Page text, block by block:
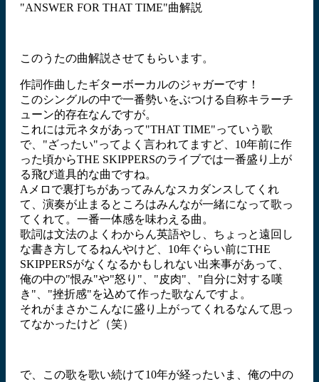
"ANSWER FOR THAT TIME"曲解説
このうたの曲解説させてもらいます。
作詞作曲したギターボーカルのジャガーです！
このシングルの中で一番勢いをぶつける自称キラーチ
ューン的存在なんですが。
これには元ネタがあって"THAT TIME"っていう歌
で、"ざったい"ってよく言われてますど、10年前に作
った頃からTHE SKIPPERSのライブでは一番盛り上が
る飛び道具的な曲ですね。
Aメロで裏打ちがあってみんなスカダンスしてくれ
て、演奏が止まるところはみんなが一緒になって歌っ
てくれて。一番一体感を味わえる曲。
歌詞は文法のよくわからん英語やし、ちょっと遠回し
な書き方してるねんやけど、10年ぐらい前にTHE
SKIPPERSがなくなるかもしれない出来事があって、
俺の中の"恨み"や"怒り"、"皮肉"、"自分に対する嘆
き"、"挫折感"を込めて作った歌なんですよ。
それがまさかこんなに盛り上がってくれるなんて思っ
てなかったけど（笑）
で、この歌を歌い続けて10年が経ったいま、俺の中の